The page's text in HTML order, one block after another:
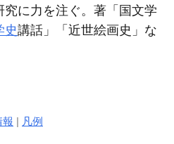
究に力を注ぐ。著「国文学
史講話」「近世絵画史」な
報 | 凡例